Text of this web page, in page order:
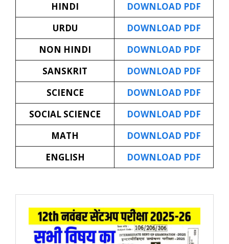
HINDI
DOWNLOAD PDF
URDU
DOWNLOAD PDF
NON HINDI
DOWNLOAD PDF
SANSKRIT
DOWNLOAD PDF
SCIENCE
DOWNLOAD PDF
SOCIAL SCIENCE
DOWNLOAD PDF
MATH
DOWNLOAD PDF
ENGLISH
DOWNLOAD PDF